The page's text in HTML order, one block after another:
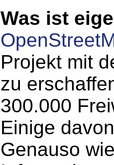
Was ist
Projekt mit
zu
300.000
Einige
Genauso